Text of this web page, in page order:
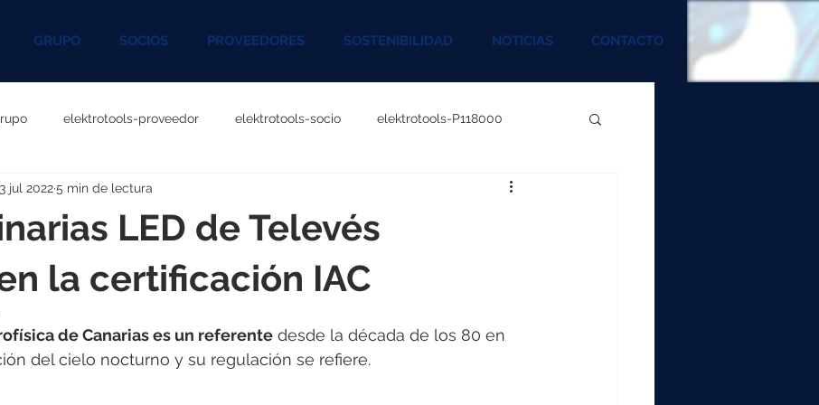
GRUPO SOCIOS PROVEEDORES SOSTENIBILIDAD NOTICIAS CONTACTO
elektrotools-proveedor elektrotools-socio elektrotools-P118000
P060000 elektrotools-P027000
P096000 elektrotools-P041000 elektrotools-P083000
P046000 elektrotools-P121000 elektrotools-P118000
LED de Televés
la certificación IAC
jul 20225 min de lectura
de Canarias es un referente desde la década de los 80 en
del cielo nocturno y su regulación se refiere.